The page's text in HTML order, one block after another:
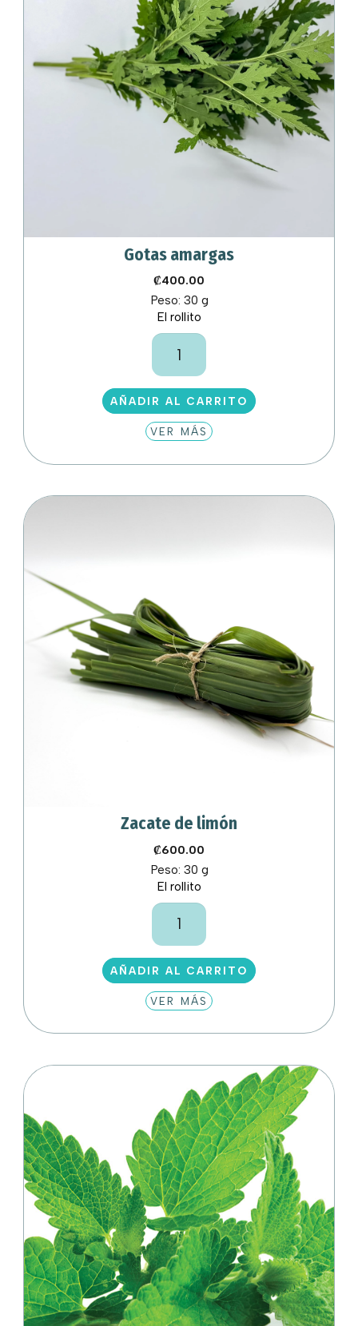
Gotas amargas
₡400.00
Peso: 30 g
El rollito
Gotas
amargas
cantidad
AÑADIR AL CARRITO
VER MÁS
Zacate de limón
₡600.00
Peso: 30 g
El rollito
Zacate
de
limón
cantidad
AÑADIR AL CARRITO
VER MÁS